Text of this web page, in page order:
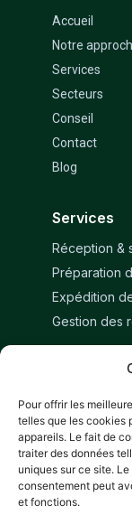
Pour offrir les
telles que les cookies
appareils. Le fait de
traiter des données
uniques sur ce site.
consentement peut
et fonctions.
Accueil
Notre
Services
Secteurs
Conseil
Contact
Blog
Services
Réception &
Préparation
Expédition
Gestion des
Restons
Réserver
Suivez-nous